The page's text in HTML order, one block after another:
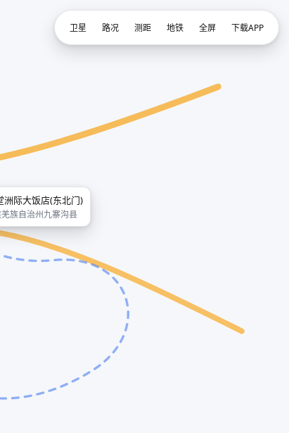
洲际大饭店(东北门)
族自治州九寨沟县
卫星 路况 测距 地铁 全屏 下载APP